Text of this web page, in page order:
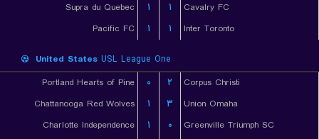
Supra du Quebec
۱ ۱
Cavalry FC
Pacific FC
۱ ۱ Inter Toronto
United States USL League One
Portland Hearts of Pine
۰ ۲
Corpus Christi
Chattanooga Red Wolves
۱ ۳
Union Omaha
Charlotte Independence
۱ ۰
Greenville Triumph SC